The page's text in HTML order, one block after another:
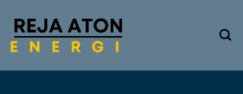
Informasi